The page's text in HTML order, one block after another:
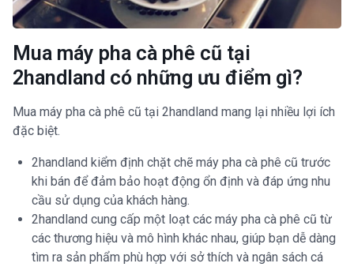
Mua máy pha cà phê cũ tại
2handland có những ưu điểm gì?
Mua máy pha cà phê cũ tại 2handland mang lại nhiều lợi ích
đặc biệt.
2handland kiểm định chặt chẽ máy pha cà phê cũ trước
khi bán để đảm bảo hoạt động ổn định và đáp ứng nhu
cầu sử dụng của khách hàng.
2handland cung cấp một loạt các máy pha cà phê cũ từ
các thương hiệu và mô hình khác nhau, giúp bạn dễ dàng
tìm ra sản phẩm phù hợp với sở thích và ngân sách cá